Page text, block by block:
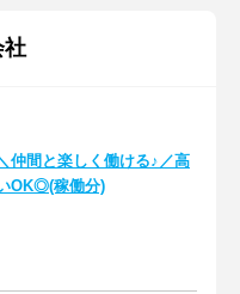
社
仲間と楽しく働ける♪／高
OK◎(稼働分)